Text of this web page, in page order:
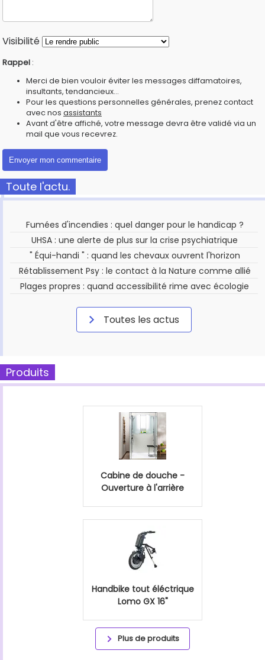
Visibilité
Rappel :
Merci de bien vouloir éviter les messages diffamatoires,
insultants, tendancieux...
Pour les questions personnelles générales, prenez contact
avec nos assistants
Avant d'être affiché, votre message devra être validé via un
mail que vous recevrez.
Toute l'actu.
Fumées d'incendies : quel danger pour le handicap ?
UHSA : une alerte de plus sur la crise psychiatrique
" Équi-handi " : quand les chevaux ouvrent l'horizon
Rétablissement Psy : le contact à la Nature comme allié
Plages propres : quand accessibilité rime avec écologie
Toutes les actus
Produits
Cabine de douche -
Ouverture à l'arrière
Handbike tout éléctrique
Lomo GX 16"
Plus de produits